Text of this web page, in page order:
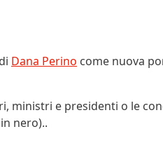
Dana Perino come nuova
ministri e presidenti o le
nero)..